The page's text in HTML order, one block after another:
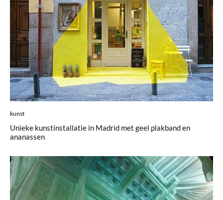
kunst
Unieke kunstinstallatie in Madrid met geel plakband en
ananassen